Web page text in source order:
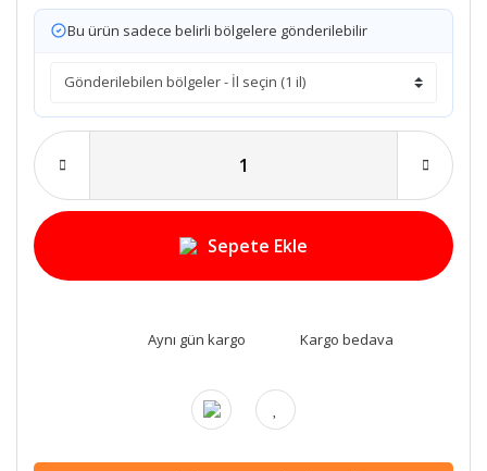
Bu ürün sadece belirli bölgelere gönderilebilir
Sepete Ekle
Aynı gün kargo Kargo bedava